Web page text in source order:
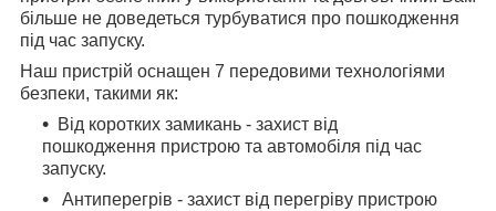
більше не доведеться турбуватися про пошкодження
під час запуску.
Наш пристрій оснащен 7 передовими технологіями
безпеки, такими як:
Від коротких замикань - захист від
пошкодження пристрою та автомобіля під час
запуску.
Антиперегрів - захист від перегріву пристрою